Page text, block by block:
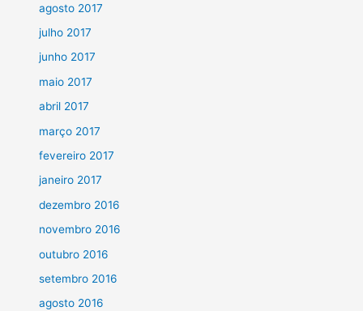
agosto 2017
julho 2017
junho 2017
maio 2017
abril 2017
março 2017
fevereiro 2017
janeiro 2017
dezembro 2016
novembro 2016
outubro 2016
setembro 2016
agosto 2016